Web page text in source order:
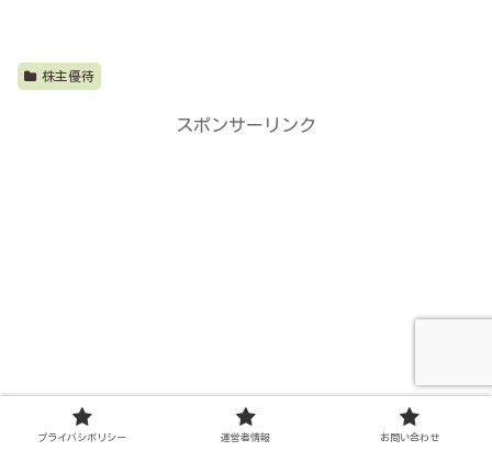
株主優待
スポンサーリンク
プライバシポリシー 運営者情報 お問い合わせ